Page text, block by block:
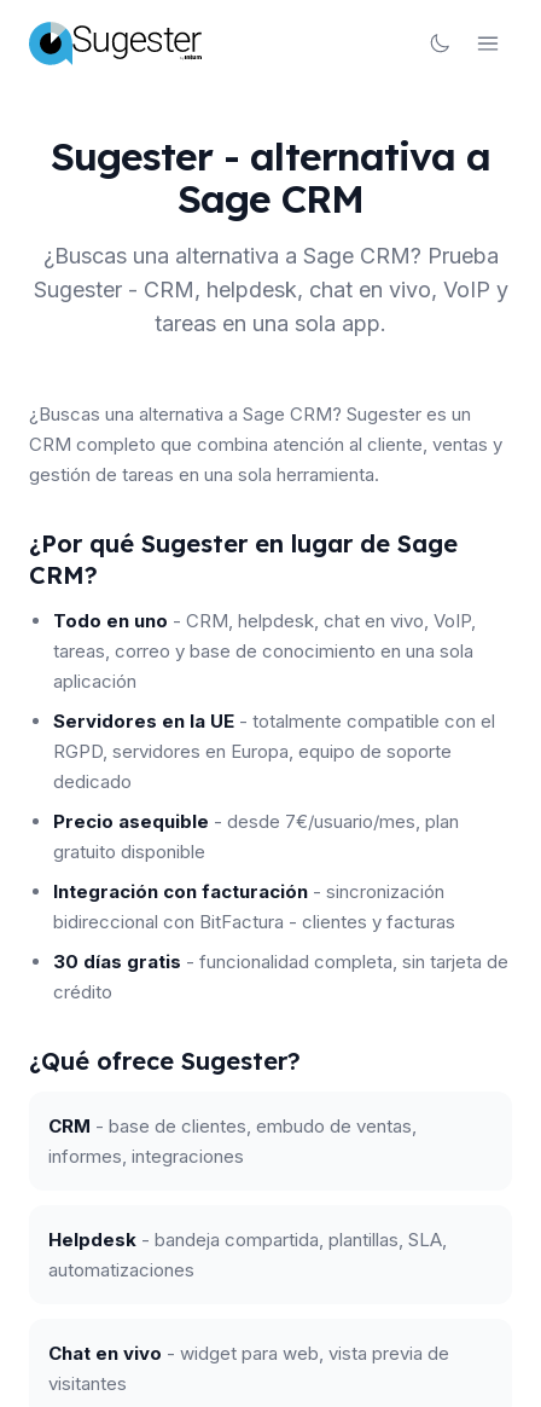
Sugester - alternativa a
Sage CRM
¿Buscas una alternativa a Sage CRM? Prueba
Sugester - CRM, helpdesk, chat en vivo, VoIP y
tareas en una sola app.
¿Buscas una alternativa a Sage CRM? Sugester es un
CRM completo que combina atención al cliente, ventas y
gestión de tareas en una sola herramienta.
¿Por qué Sugester en lugar de Sage
CRM?
Todo en uno - CRM, helpdesk, chat en vivo, VoIP,
tareas, correo y base de conocimiento en una sola
aplicación
Servidores en la UE - totalmente compatible con el
RGPD, servidores en Europa, equipo de soporte
dedicado
Precio asequible - desde 7€/usuario/mes, plan
gratuito disponible
Integración con facturación - sincronización
bidireccional con BitFactura - clientes y facturas
30 días gratis - funcionalidad completa, sin tarjeta de
crédito
¿Qué ofrece Sugester?
CRM - base de clientes, embudo de ventas,
informes, integraciones
Helpdesk - bandeja compartida, plantillas, SLA,
automatizaciones
Chat en vivo - widget para web, vista previa de
visitantes